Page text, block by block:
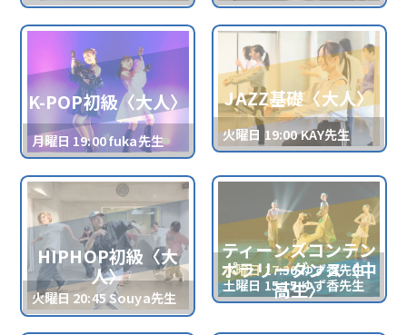
K-POP初級〈大人〉
月曜日 19:00 fuka先生
JAZZ基礎〈大人〉
火曜日 19:00 KAY先生
HIPHOP初級〈大
人〉
火曜日 20:45 Souya先生
ティーンズコンテン
ポラリーダンス〈中
高生〉
水曜日 17:30 ゆず香先生
土曜日 15:15 ゆず香先生